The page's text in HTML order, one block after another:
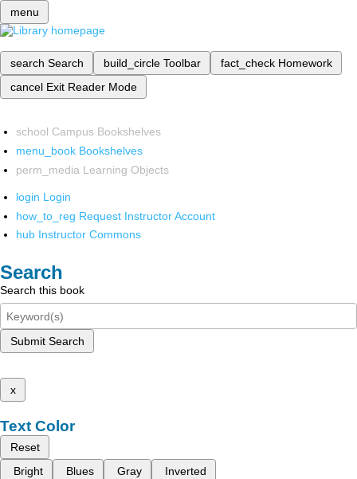
menu
search Search build_circle Toolbar fact_check Homework
cancel Exit Reader Mode
school Campus Bookshelves
menu_book Bookshelves
perm_media Learning Objects
login Login
how_to_reg Request Instructor Account
hub Instructor Commons
Search
Search this book
Submit Search
x
Text Color
Reset
Bright
Blues Gray Inverted